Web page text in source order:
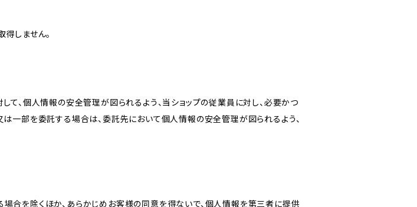
しません。
て、個人情報の安全管理が図られるよう、当ショップの従業員に対し、必要かつ
一部を委託する場合は、委託先において個人情報の安全管理が図られるよう、
合を除くほか、あらかじめお客様の同意を得ないで、個人情報を第三者に提供